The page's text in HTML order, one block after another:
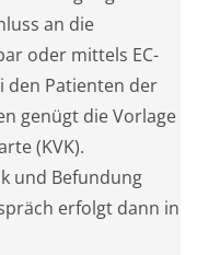
an die
oder mittels EC-
den Patienten der
genügt die Vorlage
(KVK).
und Befundung
erfolgt dann in